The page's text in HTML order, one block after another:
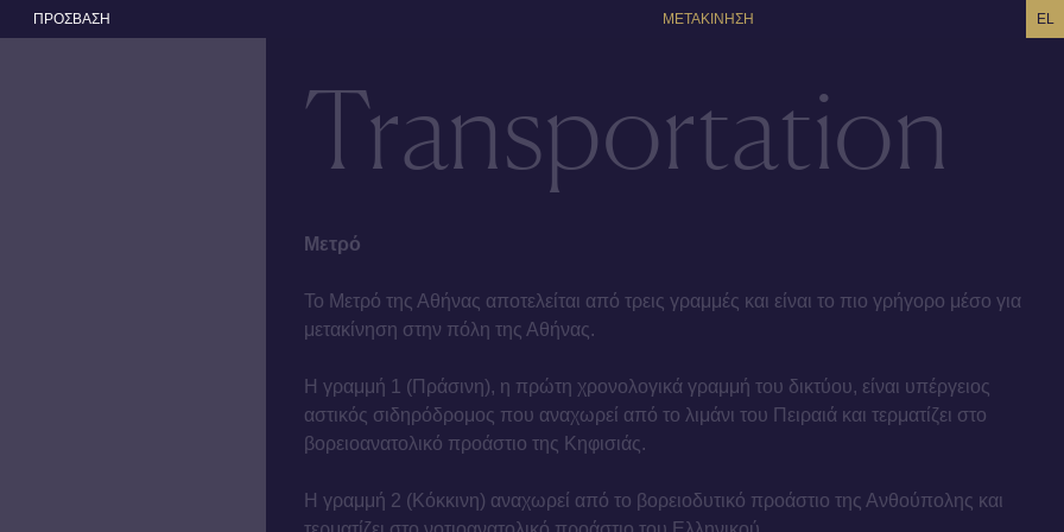
ΠΡΟΣΒΑΣΗ ΜΕΤΑΚΙΝΗΣΗ EL
Transportation
Μετρό
Το Μετρό της Αθήνας αποτελείται από τρεις γραμμές και είναι το πιο γρήγορο μέσο για
μετακίνηση στην πόλη της Αθήνας.
Η γραμμή 1 (Πράσινη), η πρώτη χρονολογικά γραμμή του δικτύου, είναι υπέργειος
αστικός σιδηρόδρομος που αναχωρεί από το λιμάνι του Πειραιά και τερματίζει στο
βορειοανατολικό προάστιο της Κηφισιάς.
Η γραμμή 2 (Κόκκινη) αναχωρεί από το βορειοδυτικό προάστιο της Ανθούπολης και